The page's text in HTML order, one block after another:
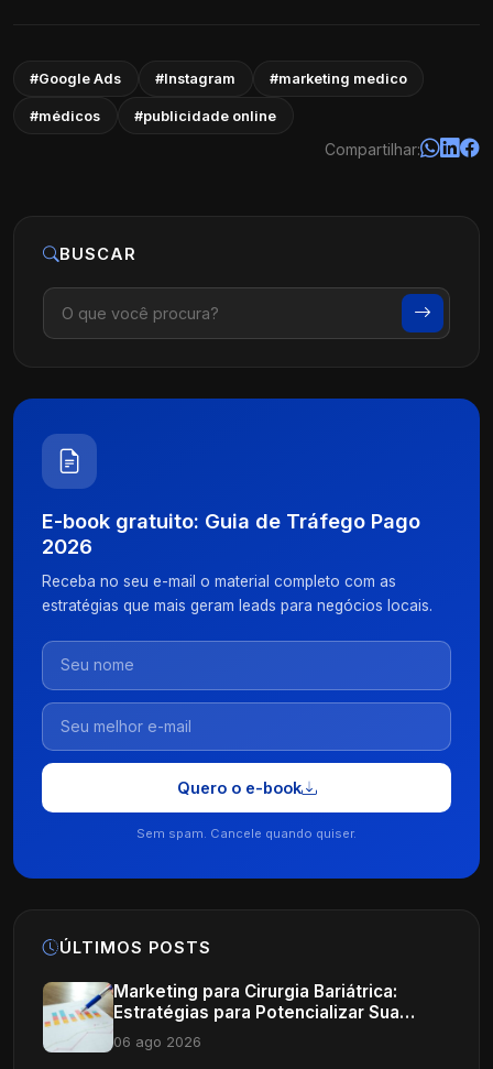
#Google Ads #Instagram #marketing medico
#médicos #publicidade online
Compartilhar:
BUSCAR
E-book gratuito: Guia de Tráfego Pago
2026
Receba no seu e-mail o material completo com as
estratégias que mais geram leads para negócios locais.
Quero o e-book
Sem spam. Cancele quando quiser.
ÚLTIMOS POSTS
Marketing para Cirurgia Bariátrica:
Estratégias para Potencializar Sua
Clínica
06 ago 2026